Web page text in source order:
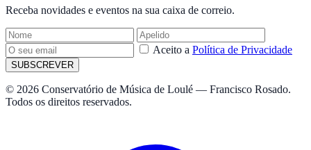
Receba novidades e eventos na sua caixa de correio.
Aceito a Política de Privacidade
SUBSCREVER
© 2026 Conservatório de Música de Loulé — Francisco Rosado.
Todos os direitos reservados.